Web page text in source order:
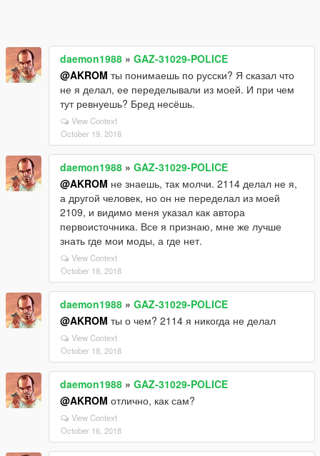
daemon1988 » GAZ-31029-POLICE
@AKROM ты понимаешь по русски? Я сказал что
не я делал, ее переделывали из моей. И при чем
тут ревнуешь? Бред несёшь.
View Context
October 19, 2018
daemon1988 » GAZ-31029-POLICE
@AKROM не знаешь, так молчи. 2114 делал не я,
а другой человек, но он не переделал из моей
2109, и видимо меня указал как автора
первоисточника. Все я признаю, мне же лучше
знать где мои моды, а где нет.
View Context
October 18, 2018
daemon1988 » GAZ-31029-POLICE
@AKROM ты о чем? 2114 я никогда не делал
View Context
October 18, 2018
daemon1988 » GAZ-31029-POLICE
@AKROM отлично, как сам?
View Context
October 16, 2018